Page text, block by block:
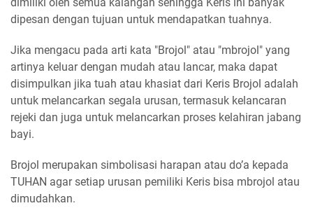
dipesan dengan tujuan untuk mendapatkan tuahnya.
Jika mengacu pada arti kata "Brojol" atau "mbrojol" yang
artinya keluar dengan mudah atau lancar, maka dapat
disimpulkan jika tuah atau khasiat dari Keris Brojol adalah
untuk melancarkan segala urusan, termasuk kelancaran
rejeki dan juga untuk melancarkan proses kelahiran jabang
bayi.
Brojol merupakan simbolisasi harapan atau do’a kepada
TUHAN agar setiap urusan pemiliki Keris bisa mbrojol atau
dimudahkan.